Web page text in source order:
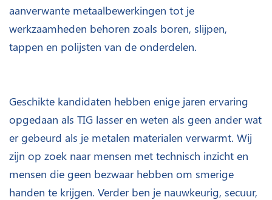
aanverwante metaalbewerkingen tot je
werkzaamheden behoren zoals boren, slijpen,
tappen en polijsten van de onderdelen.
Geschikte kandidaten hebben enige jaren ervaring
opgedaan als TIG lasser en weten als geen ander wat
er gebeurd als je metalen materialen verwarmt. Wij
zijn op zoek naar mensen met technisch inzicht en
mensen die geen bezwaar hebben om smerige
handen te krijgen. Verder ben je nauwkeurig, secuur,